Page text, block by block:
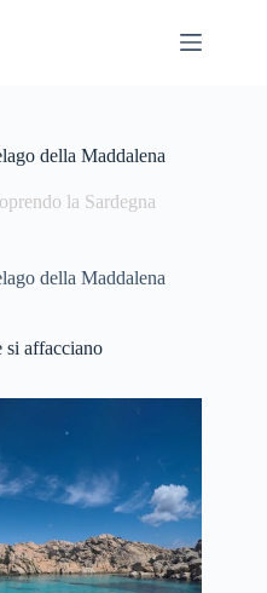
della Maddalena
la Sardegna
della Maddalena
affacciano